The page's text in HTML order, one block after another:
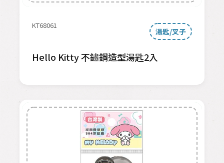
KT68061
湯匙/叉子
Hello Kitty 不鏽鋼造型湯匙2入